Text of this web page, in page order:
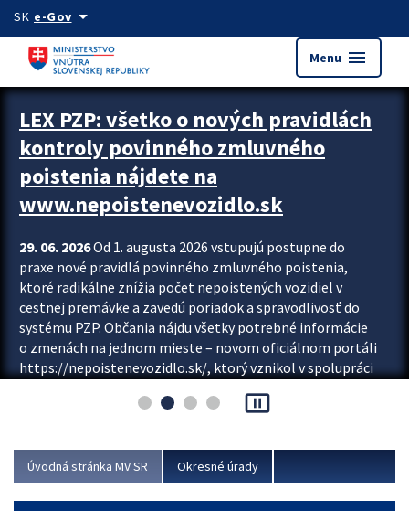
Preskocit na hlavný obsah
SK e-Govarrow_drop_down
Menu menu
Zastavit automatický posun upútavok
LEX PZP: všetko o nových pravidlách
kontroly povinného zmluvného
poistenia nájdete na
www.nepoistenevozidlo.sk
29. 06. 2026Od 1. augusta 2026 vstupujú postupne do
praxe nové pravidlá povinného zmluvného poistenia,
ktoré radikálne znížia počet nepoistených vozidiel v
cestnej premávke a zavedú poriadok a spravodlivosť do
systému PZP. Občania nájdu všetky potrebné informácie
o zmenách na jednom mieste – novom oficiálnom portáli
https://nepoistenevozidlo.sk/, ktorý vznikol v spolupráci
asociácie poisťovní (SLASPO) a Ministerstva vnútra SR.
Viac
pause_presentation
Úvodná stránka MV SR Okresné úrady